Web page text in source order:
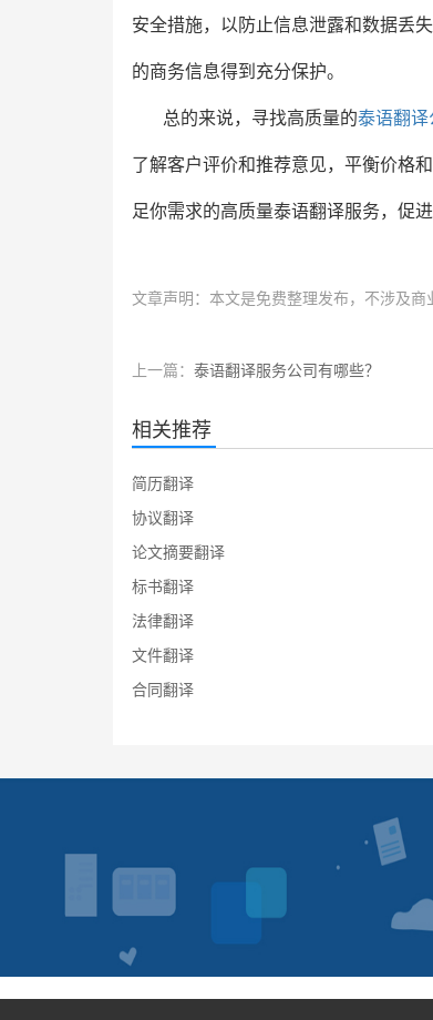
安全措施，以防止信息泄露和数据丢
的商务信息得到充分保护。
总的来说，寻找高质量的泰语翻译
了解客户评价和推荐意见，平衡价格
足你需求的高质量泰语翻译服务，促
文章声明：本文是免费整理发布，不涉及商
上一篇： 泰语翻译服务公司有哪些？
相关推荐
简历翻译
协议翻译
论文摘要翻译
标书翻译
法律翻译
文件翻译
合同翻译